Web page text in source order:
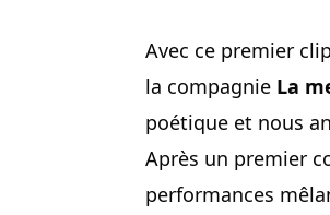
Avec ce premier
la compagnie La
poétique et nous
Après un premier
performances